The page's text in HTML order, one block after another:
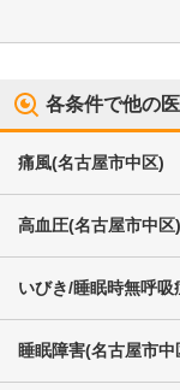
各条件で他の
痛風(名古屋市中区)
高血圧(名古屋市中区)
いびき/睡眠時無呼吸
睡眠障害(名古屋市中